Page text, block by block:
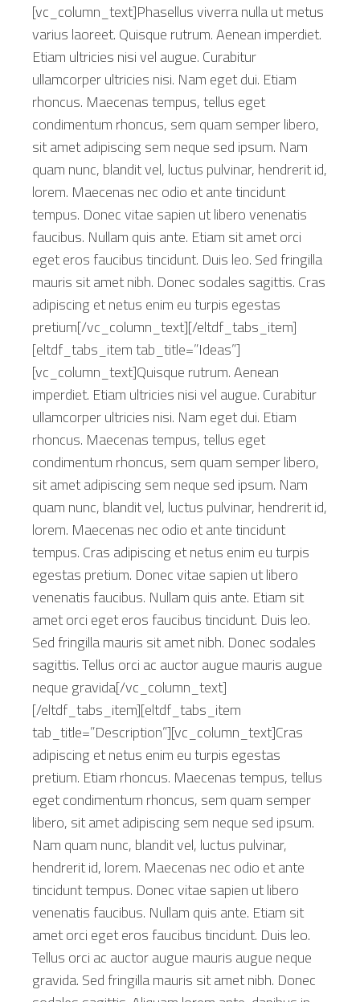
[vc_column_text]Phasellus viverra nulla ut metus
varius laoreet. Quisque rutrum. Aenean imperdiet.
Etiam ultricies nisi vel augue. Curabitur
ullamcorper ultricies nisi. Nam eget dui. Etiam
rhoncus. Maecenas tempus, tellus eget
condimentum rhoncus, sem quam semper libero,
sit amet adipiscing sem neque sed ipsum. Nam
quam nunc, blandit vel, luctus pulvinar, hendrerit id,
lorem. Maecenas nec odio et ante tincidunt
tempus. Donec vitae sapien ut libero venenatis
faucibus. Nullam quis ante. Etiam sit amet orci
eget eros faucibus tincidunt. Duis leo. Sed fringilla
mauris sit amet nibh. Donec sodales sagittis. Cras
adipiscing et netus enim eu turpis egestas
pretium[/vc_column_text][/eltdf_tabs_item]
[eltdf_tabs_item tab_title=”Ideas”]
[vc_column_text]Quisque rutrum. Aenean
imperdiet. Etiam ultricies nisi vel augue. Curabitur
ullamcorper ultricies nisi. Nam eget dui. Etiam
rhoncus. Maecenas tempus, tellus eget
condimentum rhoncus, sem quam semper libero,
sit amet adipiscing sem neque sed ipsum. Nam
quam nunc, blandit vel, luctus pulvinar, hendrerit id,
lorem. Maecenas nec odio et ante tincidunt
tempus. Cras adipiscing et netus enim eu turpis
egestas pretium. Donec vitae sapien ut libero
venenatis faucibus. Nullam quis ante. Etiam sit
amet orci eget eros faucibus tincidunt. Duis leo.
Sed fringilla mauris sit amet nibh. Donec sodales
sagittis. Tellus orci ac auctor augue mauris augue
neque gravida[/vc_column_text]
[/eltdf_tabs_item][eltdf_tabs_item
tab_title=”Description”][vc_column_text]Cras
adipiscing et netus enim eu turpis egestas
pretium. Etiam rhoncus. Maecenas tempus, tellus
eget condimentum rhoncus, sem quam semper
libero, sit amet adipiscing sem neque sed ipsum.
Nam quam nunc, blandit vel, luctus pulvinar,
hendrerit id, lorem. Maecenas nec odio et ante
tincidunt tempus. Donec vitae sapien ut libero
venenatis faucibus. Nullam quis ante. Etiam sit
amet orci eget eros faucibus tincidunt. Duis leo.
Tellus orci ac auctor augue mauris augue neque
gravida. Sed fringilla mauris sit amet nibh. Donec